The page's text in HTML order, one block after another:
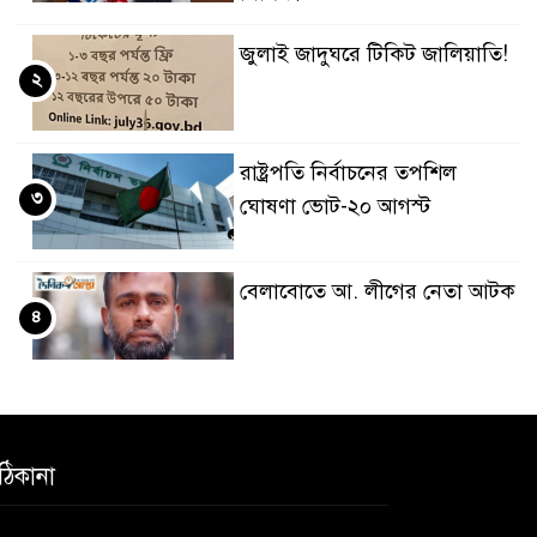
জুলাই জাদুঘরে টিকিট জালিয়াতি!
২
রাষ্ট্রপতি নির্বাচনের তপশিল
ঘোষণা ভোট-২০ আগস্ট
৩
বেলাবোতে আ. লীগের নেতা আটক
৪
কারো সাক্ষাৎ না পেয়ে সচিবালয়